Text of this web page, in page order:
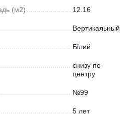
(м2) 12.16
Вертикальный
Білий
снизу по
центру
№99
5 лет